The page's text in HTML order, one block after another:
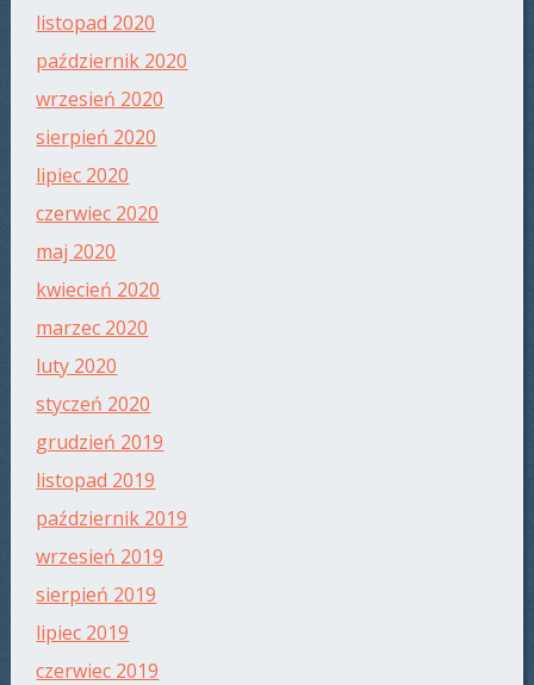
listopad 2020
październik 2020
wrzesień 2020
sierpień 2020
lipiec 2020
czerwiec 2020
maj 2020
kwiecień 2020
marzec 2020
luty 2020
styczeń 2020
grudzień 2019
listopad 2019
październik 2019
wrzesień 2019
sierpień 2019
lipiec 2019
czerwiec 2019